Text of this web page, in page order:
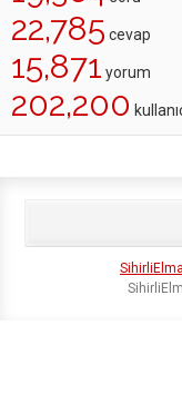
22,785 cevap
15,871 yorum
202,200
SihirliElma